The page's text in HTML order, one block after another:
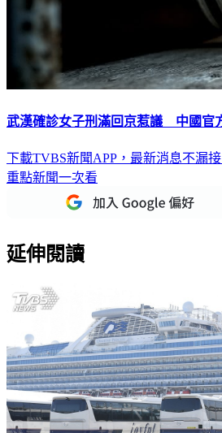
武漢確診女子刑滿回京惹議 中國官
下載TVBS新聞APP，最新消息不漏接
重點新聞一次看
延伸閱讀